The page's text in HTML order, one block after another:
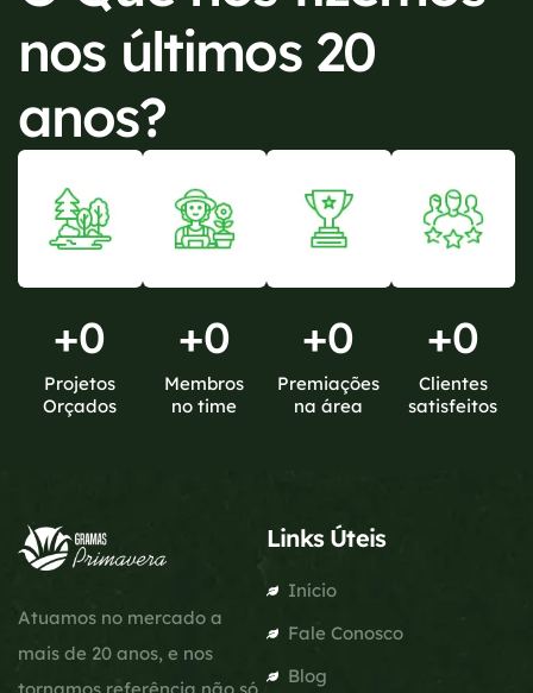
nos últimos 20
anos?
+0
Projetos
Orçados
+0
Membros
no time
+0
Premiações
na área
+0
Clientes
satisfeitos
Atuamos no mercado a
mais de 20 anos, e nos
Links Úteis
Início
Fale Conosco
Blog